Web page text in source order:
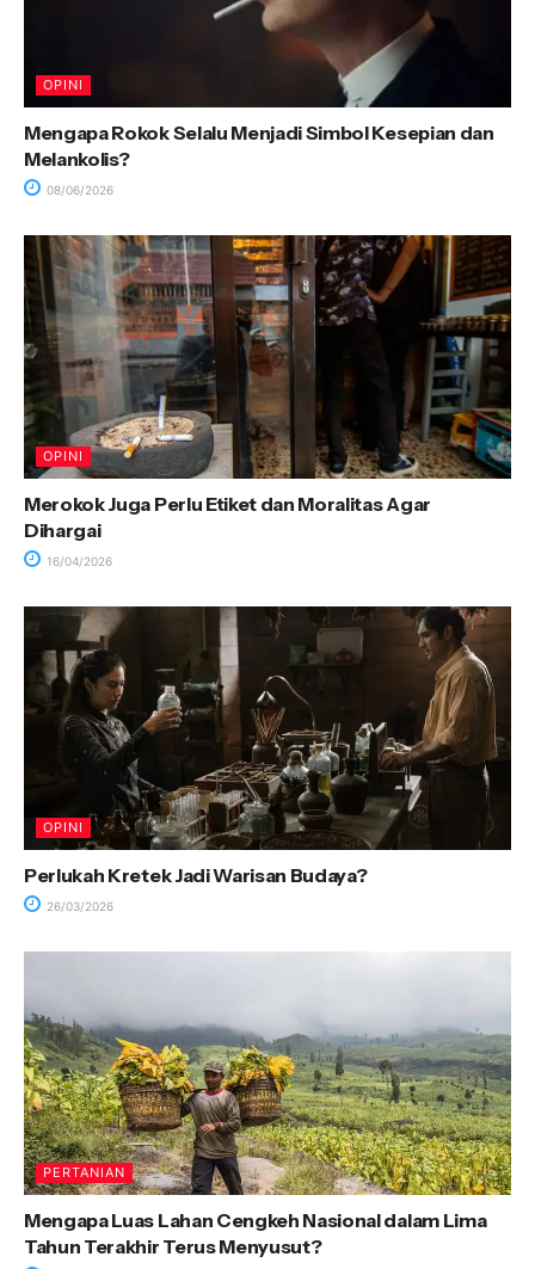
OPINI
Mengapa Rokok Selalu Menjadi Simbol Kesepian dan
Melankolis?
08/06/2026
OPINI
Merokok Juga Perlu Etiket dan Moralitas Agar
Dihargai
16/04/2026
OPINI
Perlukah Kretek Jadi Warisan Budaya?
26/03/2026
PERTANIAN
Mengapa Luas Lahan Cengkeh Nasional dalam Lima
Tahun Terakhir Terus Menyusut?